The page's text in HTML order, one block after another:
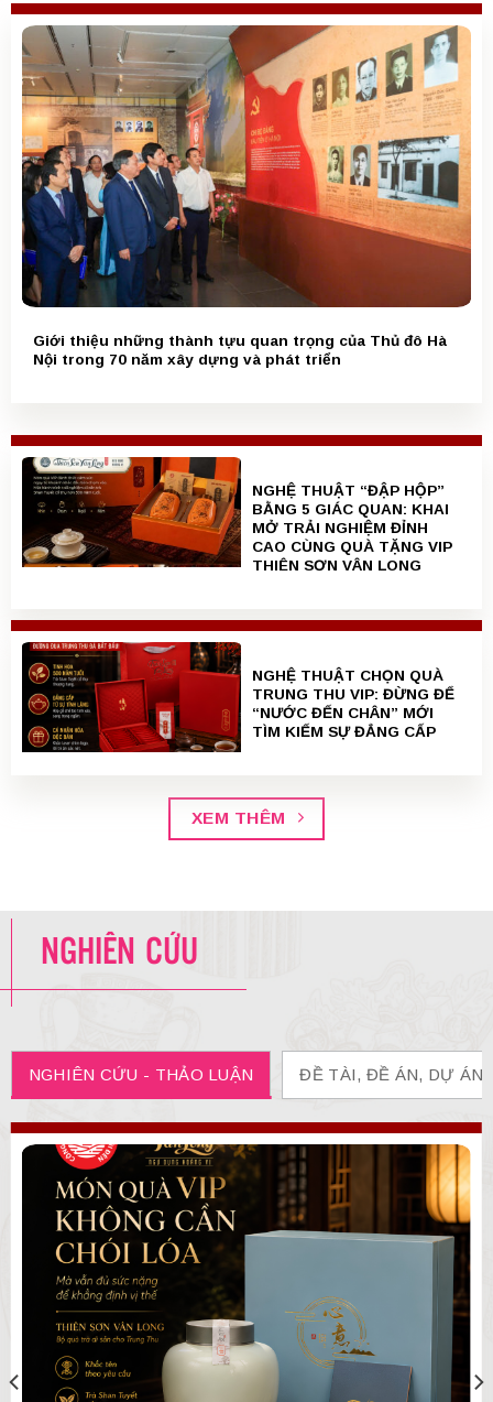
Giới thiệu những thành tựu quan trọng của Thủ đô Hà
Nội trong 70 năm xây dựng và phát triển
NGHỆ THUẬT “ĐẬP HỘP”
BẰNG 5 GIÁC QUAN: KHAI
MỞ TRẢI NGHIỆM ĐỈNH
CAO CÙNG QUÀ TẶNG VIP
THIÊN SƠN VÂN LONG
NGHỆ THUẬT CHỌN QUÀ
TRUNG THU VIP: ĐỪNG ĐỂ
“NƯỚC ĐẾN CHÂN” MỚI
TÌM KIẾM SỰ ĐẲNG CẤP
XEM THÊM
NGHIÊN CỨU
NGHIÊN CỨU - THẢO LUẬN ĐỀ TÀI, ĐỀ ÁN, DỰ ÁN